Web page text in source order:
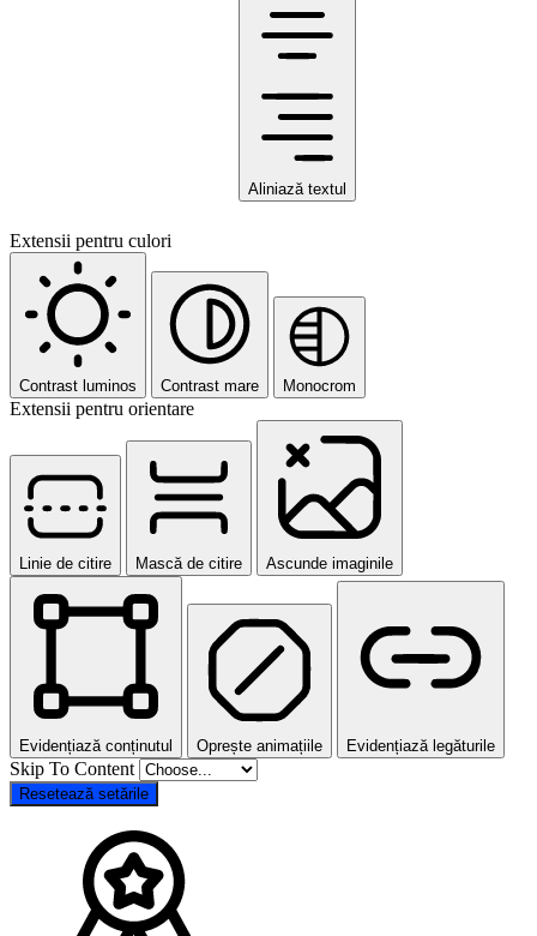
Aliniază textul
Extensii pentru culori
Contrast luminos Contrast mare Monocrom
Extensii pentru orientare
Linie de citire Mască de citire Ascunde imaginile
Evidențiază conținutul Oprește animațiile Evidențiază legăturile
Skip To Content
Resetează setările